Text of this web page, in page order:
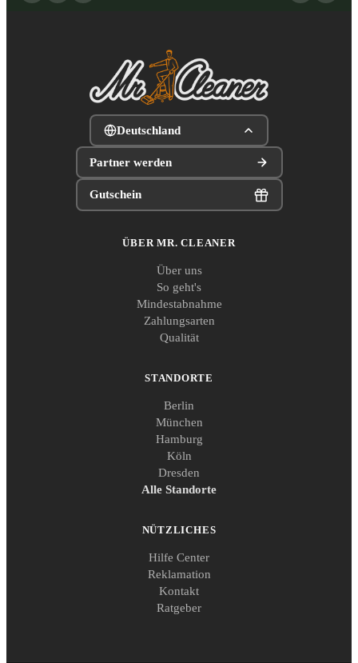
Deutschland
Partner werden
Gutschein
ÜBER MR. CLEANER
Über uns
So geht's
Mindestabnahme
Zahlungsarten
Qualität
STANDORTE
Berlin
München
Hamburg
Köln
Dresden
Alle Standorte
NÜTZLICHES
Hilfe Center
Reklamation
Kontakt
Ratgeber